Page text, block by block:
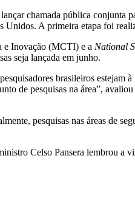
chamada pública conjunta
Unidos. A primeira etapa foi
e Inovação (MCTI) e a National
seja lançada em junho.
brasileiros estejam
de pesquisas na área”,
pesquisas nas áreas de
Celso Pansera lembrou a